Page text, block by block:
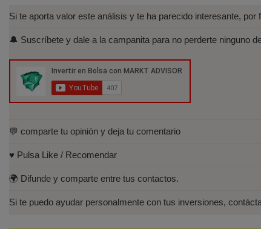
Si te aporta valor este análisis y te ha parecido interesante, por
🔔 Suscríbete y dale a la campanita para no perderte ninguno
💬 comparte tu opinión y deja tu comentario
♥️ Pulsa Like / Recomendar
🌍 Difunde y comparte entre tus contactos.
Si te puedo ayudar personalmente con tus inversiones,